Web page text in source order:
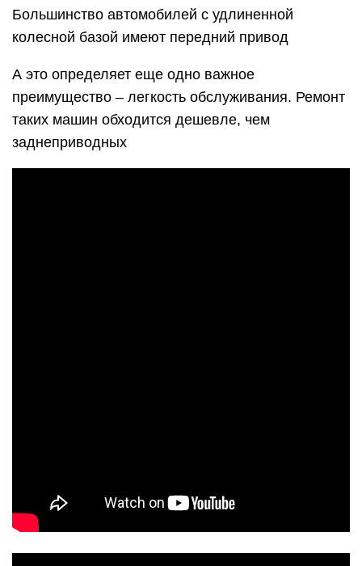
Большинство автомобилей с удлиненной
колесной базой имеют передний привод
А это определяет еще одно важное
преимущество – легкость обслуживания. Ремонт
таких машин обходится дешевле, чем
заднеприводных